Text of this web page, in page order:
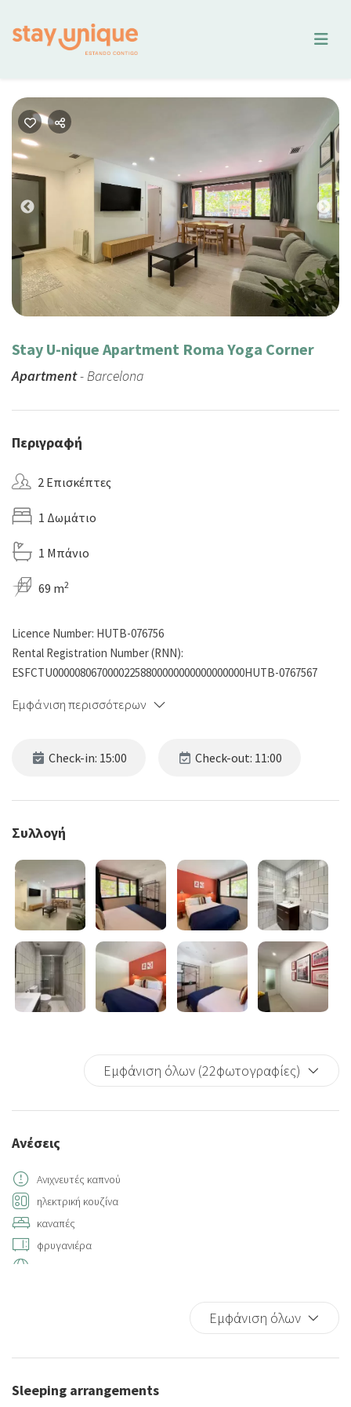
Previous
Stay U-nique Apartment Roma Yoga Corner
Apartment- Barcelona
Περιγραφή
2 Επισκέπτες
1 Δωμάτιο
1 Μπάνιο
69 m2
Licence Number: HUTB-076756
Rental Registration Number (RNN):
ESFCTU00000806700002258800000000000000000HUTB-0767567
Εμφάνιση περισσότερων
Check-in: 15:00 Check-out: 11:00
Συλλογή
Εμφάνιση όλων (22φωτογραφίες)
Ανέσεις
Ανιχνευτές καπνού
ηλεκτρική κουζίνα
καναπές
φρυγανιέρα
Sitting area
Air conditioning
Εμφάνιση όλων
Sleeping arrangements